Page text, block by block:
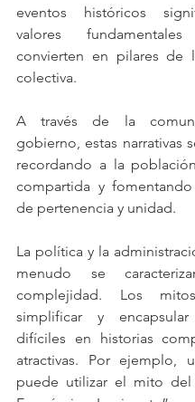
eventos históricos
valores
convierten en pilares de
colectiva.
A través de la
gobierno, estas narrativas
recordando a la
compartida y
de pertenencia y unidad.
La política y la
menudo se
complejidad. Los
simplificar y
difíciles en historias
atractivas. Por ejemplo,
puede utilizar el mito del